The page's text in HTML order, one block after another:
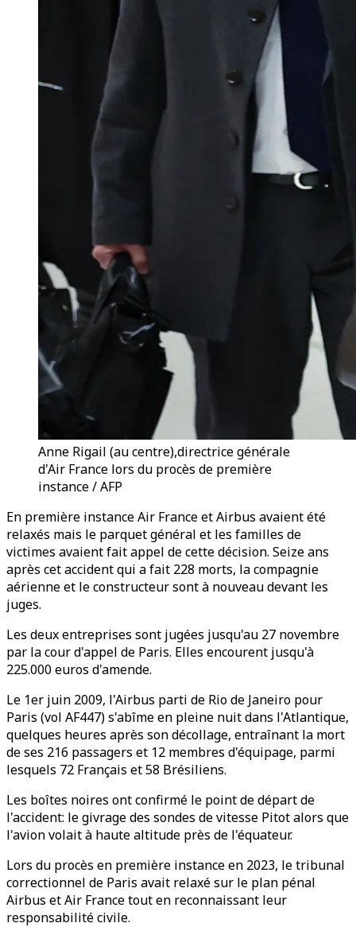
Anne Rigail (au centre),directrice générale
d'Air France lors du procès de première
instance / AFP
En première instance Air France et Airbus avaient été
relaxés mais le parquet général et les familles de
victimes avaient fait appel de cette décision. Seize ans
après cet accident qui a fait 228 morts, la compagnie
aérienne et le constructeur sont à nouveau devant les
juges.
Les deux entreprises sont jugées jusqu'au 27 novembre
par la cour d'appel de Paris. Elles encourent jusqu'à
225.000 euros d'amende.
Le 1er juin 2009, l'Airbus parti de Rio de Janeiro pour
Paris (vol AF447) s'abîme en pleine nuit dans l'Atlantique,
quelques heures après son décollage, entraînant la mort
de ses 216 passagers et 12 membres d'équipage, parmi
lesquels 72 Français et 58 Brésiliens.
Les boîtes noires ont confirmé le point de départ de
l'accident: le givrage des sondes de vitesse Pitot alors que
l'avion volait à haute altitude près de l'équateur.
Lors du procès en première instance en 2023, le tribunal
correctionnel de Paris avait relaxé sur le plan pénal
Airbus et Air France tout en reconnaissant leur
responsabilité civile.